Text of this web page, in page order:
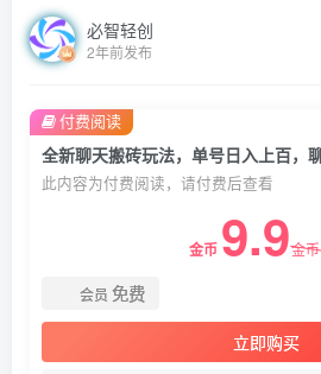
必智轻创
2年前发布
此内容为付费阅读，请付费后查看
金币 9.9金币
会员 免费
立即购买
付费阅读